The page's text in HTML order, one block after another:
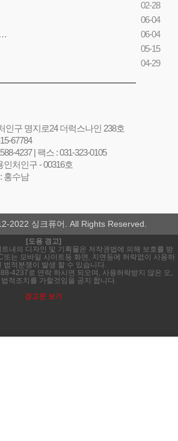
02-28
06-04
06-04
05-15
04-29
인구 명지로24 더럭스나인 238호
67784
4237 | 팩스 : 031-323-0105
인처인구 - 00316호
홍수남
2022 싱크퓨어. All Rights Reserved.
[도용 경고]
내의 디자인 및 기획물은 저작권법에 의해 보호를 받
또는 모바일 사이트등 화면, 지면등에 허락없이 사용하
법적분쟁이 발생 할 수 있습니다.
4237로 연락 하시면 되오며, 사용허락받지 않은 오,
적조치를 가할것임을 공지 합니다.
경고문 보기